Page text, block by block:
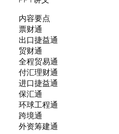
内容要点
票财通
出口捷益通
贸财通
全程贸易通
付汇理财通
进口捷益通
保汇通
环球工程通
跨境通
外资筹建通